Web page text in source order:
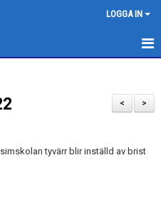
LOGGA IN
>
<
tyvärr blir inställd av brist